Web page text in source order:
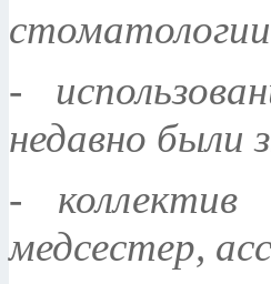
стоматологии
-
недавно были
- коллектив
медсестер,